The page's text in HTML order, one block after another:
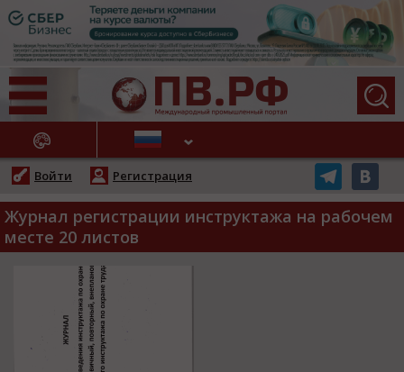
НОВОСТИ
Войти Регистрация
Журнал регистрации инструктажа на рабочем
месте 20 листов